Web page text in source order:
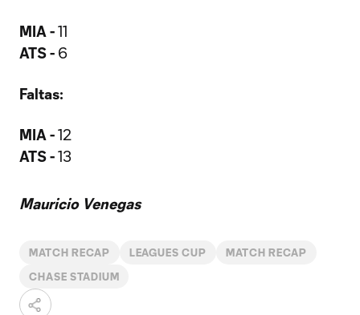
MIA -11
ATS - 6
Faltas:
MIA -12
ATS -13
Mauricio Venegas
MATCH RECAP LEAGUES CUP MATCH RECAP
CHASE STADIUM